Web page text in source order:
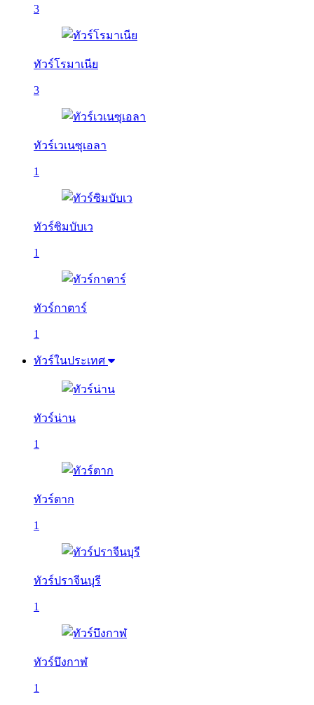
3
ทัวร์โรมาเนีย
3
ทัวร์เวเนซุเอลา
1
ทัวร์ซิมบับเว
1
ทัวร์กาตาร์
1
ทัวร์ในประเทศ
ทัวร์น่าน
1
ทัวร์ตาก
1
ทัวร์ปราจีนบุรี
1
ทัวร์บึงกาฬ
1